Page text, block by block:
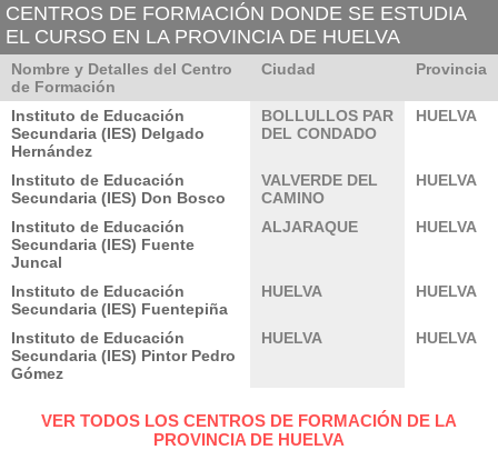
CENTROS DE FORMACIÓN DONDE SE ESTUDIA
EL CURSO EN LA PROVINCIA DE HUELVA
Nombre y Detalles del Centro
de Formación
Ciudad Provincia
Instituto de Educación
Secundaria (IES) Delgado
Hernández
BOLLULLOS PAR
DEL CONDADO
HUELVA
Instituto de Educación
Secundaria (IES) Don Bosco
VALVERDE DEL
CAMINO
HUELVA
Instituto de Educación
Secundaria (IES) Fuente
Juncal
ALJARAQUE HUELVA
Instituto de Educación
Secundaria (IES) Fuentepiña
HUELVA HUELVA
Instituto de Educación
Secundaria (IES) Pintor Pedro
Gómez
HUELVA HUELVA
VER TODOS LOS CENTROS DE FORMACIÓN DE LA
PROVINCIA DE HUELVA